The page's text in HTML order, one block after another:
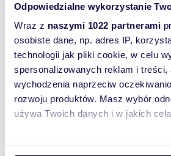
Odpowiedzialne wykorzystanie
Wraz z naszymi 1022 partnerami
osobiste dane, np. adres IP,
technologii jak pliki cookie, w celu
spersonalizowanych reklam i treści,
wychodzenia naprzeciw
rozwoju produktów. Masz wybór
używa Twoich danych i w jakich